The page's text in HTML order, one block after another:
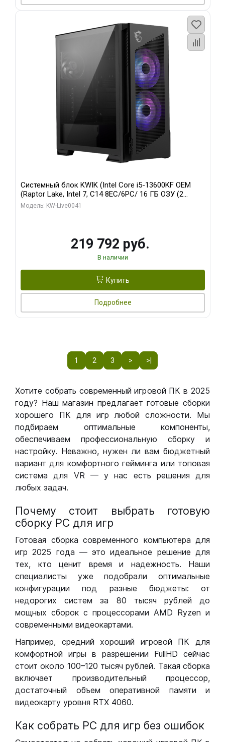
Системный блок KWIK (Intel Core i5-13600KF OEM
(Raptor Lake, Intel 7, C14 8EC/6PC/ 16 ГБ ОЗУ (2
модуля)/ Palit RTX5080 GAMINGPRO OC 16GB GDDR7
Модель: KW-Live0041
219 792 руб.
В наличии
Купить
Подробнее
1 2 3 > >|
Хотите собрать современный игровой ПК в 2025
году? Наш магазин предлагает готовые сборки
хорошего ПК для игр любой сложности. Мы
подбираем оптимальные компоненты,
обеспечиваем профессиональную сборку и
настройку. Неважно, нужен ли вам бюджетный
вариант для комфортного гейминга или топовая
система для VR — у нас есть решения для
любых задач.
Почему стоит выбрать готовую
сборку РС для игр
Готовая сборка современного компьютера для
игр 2025 года — это идеальное решение для
тех, кто ценит время и надежность. Наши
специалисты уже подобрали оптимальные
конфигурации под разные бюджеты: от
недорогих систем за 80 тысяч рублей до
мощных сборок с процессорами AMD Ryzen и
современными видеокартами.
Например, средний хороший игровой ПК для
комфортной игры в разрешении FullHD сейчас
стоит около 100–120 тысяч рублей. Такая сборка
включает производительный процессор,
достаточный объем оперативной памяти и
видеокарту уровня RTX 4060.
Как собрать РС для игр без ошибок